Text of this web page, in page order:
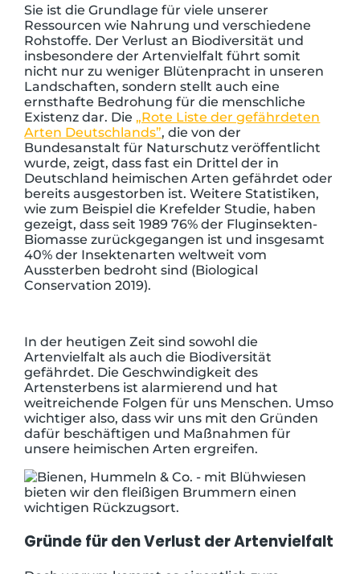
Sie ist die Grundlage für viele unserer
Ressourcen wie Nahrung und verschiedene
Rohstoffe. Der Verlust an Biodiversität und
insbesondere der Artenvielfalt führt somit
nicht nur zu weniger Blütenpracht in unseren
Landschaften, sondern stellt auch eine
ernsthafte Bedrohung für die menschliche
Existenz dar. Die„Rote Liste der gefährdeten
Arten Deutschlands”, die von der
Bundesanstalt für Naturschutz veröffentlicht
wurde, zeigt, dass fast ein Drittel der in
Deutschland heimischen Arten gefährdet oder
bereits ausgestorben ist. Weitere Statistiken,
wie zum Beispiel die Krefelder Studie, haben
gezeigt, dass seit 1989 76% der Fluginsekten-
Biomasse zurückgegangen ist und insgesamt
40% der Insektenarten weltweit vom
Aussterben bedroht sind (Biological
Conservation 2019).
In der heutigen Zeit sind sowohl die
Artenvielfalt als auch die Biodiversität
gefährdet. Die Geschwindigkeit des
Artensterbens ist alarmierend und hat
weitreichende Folgen für uns Menschen. Umso
wichtiger also, dass wir uns mit den Gründen
dafür beschäftigen und Maßnahmen für
unsere heimischen Arten ergreifen.
Gründe für den Verlust der Artenvielfalt